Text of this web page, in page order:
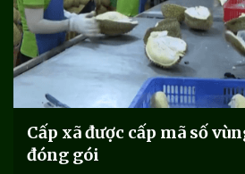
Cấp xã được cấp mã số
đóng gói